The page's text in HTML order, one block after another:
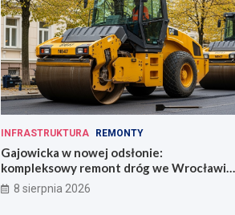
INFRASTRUKTURA REMONTY
Gajowicka w nowej odsłonie:
kompleksowy remont dróg we Wrocławiu
w 18 tygodni!
8 sierpnia 2026